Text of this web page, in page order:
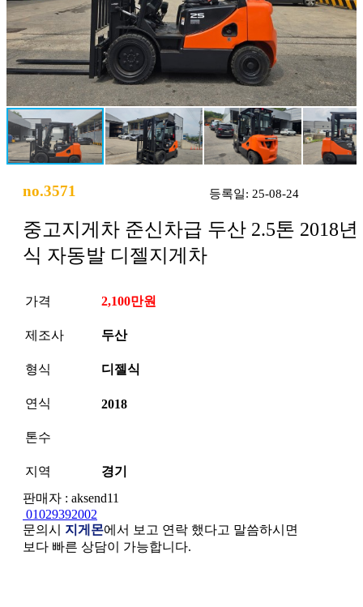
no.3571 등록일: 25-08-24
중고지게차 준신차급 두산 2.5톤 2018년
식 자동발 디젤지게차
가격 2,100만원
제조사 두산
형식 디젤식
연식 2018
톤수
지역
경기
판매자 : aksend11
01029392002
문의시 지게몬에서 보고 연락 했다고 말씀하시면
보다 빠른 상담이 가능합니다.